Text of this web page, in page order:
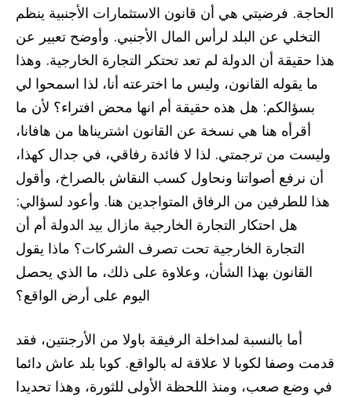
الحاجة. فرضيتي هي أن قانون الاستثمارات الأجنبية ينظم
التخلي عن البلد لرأس المال الأجنبي. وأوضح تعبير عن
هذا حقيقة أن الدولة لم تعد تحتكر التجارة الخارجية. وهذا
ما يقوله القانون، وليس ما اخترعته أنا، لذا اسمحوا لي
بسؤالكم: هل هذه حقيقة أم انها محض افتراء؟ لأن ما
أقرأه هنا هي نسخة عن القانون اشتريناها من هافانا،
وليست من ترجمتي. لذا لا فائدة رفاقي، في جدال كهذا،
أن نرفع أصواتنا ونحاول كسب النقاش بالصراخ، وأقول
هذا للطرفين من الرفاق المتواجدين هنا. وأعود لسؤالي:
هل احتكار التجارة الخارجية مازال بيد الدولة أم أن
التجارة الخارجية تحت تصرف الشركات؟ ماذا يقول
القانون بهذا الشأن، وعلاوة على ذلك، ما الذي يحصل
اليوم على أرض الواقع؟
أما بالنسبة لمداخلة الرفيقة باولا من الأرجنتين، فقد
قدمت وصفا لكوبا لا علاقة له بالواقع. كوبا بلد عاش دائما
في وضع صعب، ومنذ اللحظة الأولى للثورة، وهذا تحديدا